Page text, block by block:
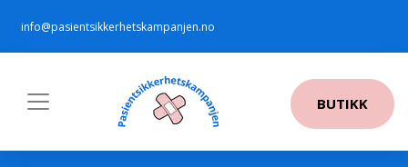
info@pasientsikkerhetskampanjen.no
BUTIKK